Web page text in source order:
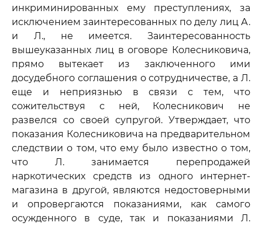
инкриминированных ему преступлениях, за
исключением заинтересованных по делу лиц А.
и Л., не имеется. Заинтересованность
вышеуказанных лиц в оговоре Колесниковича,
прямо вытекает из заключенного ими
досудебного соглашения о сотрудничестве, а Л.
еще и неприязнью в связи с тем, что
сожительствуя с ней, Колесникович не
развелся со своей супругой. Утверждает, что
показания Колесниковича на предварительном
следствии о том, что ему было известно о том,
что Л. занимается перепродажей
наркотических средств из одного интернет-
магазина в другой, являются недостоверными
и опровергаются показаниями, как самого
осужденного в суде, так и показаниями Л.